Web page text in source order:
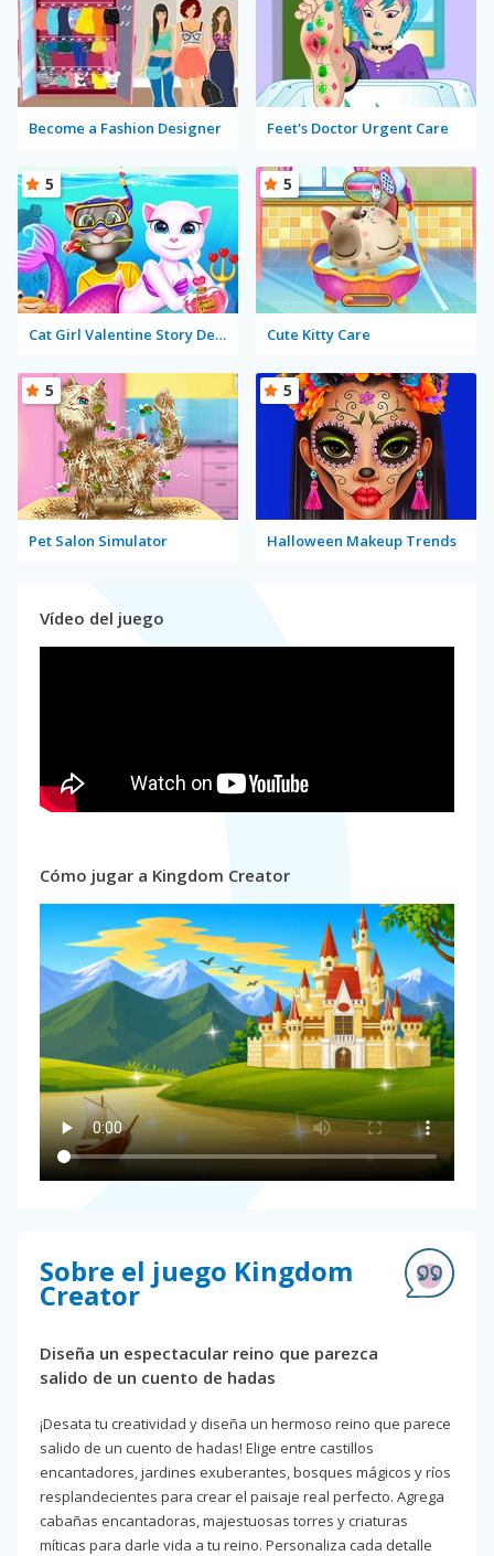
Become a Fashion Designer Feet's Doctor Urgent Care
Cat Girl Valentine Story Deep Water
5
Cute Kitty Care
5
Pet Salon Simulator
5
Halloween Makeup Trends
5
Vídeo del juego
Cómo jugar a Kingdom Creator
Sobre el juego Kingdom
Creator
Diseña un espectacular reino que parezca
salido de un cuento de hadas
¡Desata tu creatividad y diseña un hermoso reino que parece
salido de un cuento de hadas! Elige entre castillos
encantadores, jardines exuberantes, bosques mágicos y ríos
resplandecientes para crear el paisaje real perfecto. Agrega
cabañas encantadoras, majestuosas torres y criaturas
míticas para darle vida a tu reino. Personaliza cada detalle